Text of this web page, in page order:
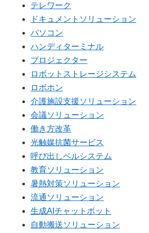
テレワーク
ドキュメントソリューション
パソコン
ハンディターミナル
プロジェクター
ロボットストレージシステム
ロボホン
介護施設支援ソリューション
会議ソリューション
働き方改革
光触媒抗菌サービス
呼び出しベルシステム
教育ソリューション
暑熱対策ソリューション
流通ソリューション
生成AIチャットボット
自動搬送ソリューション